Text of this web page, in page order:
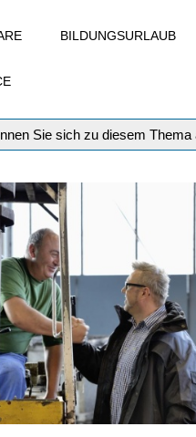
BILDUNGSURLAUB
Sie sich zu diesem